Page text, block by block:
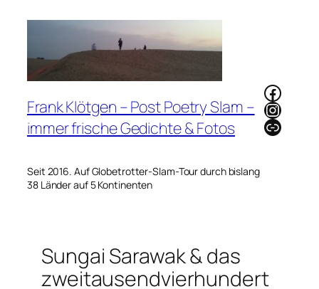
Frank Klötgen – Post Poetry Slam –
immer frische Gedichte & Fotos
Seit 2016. Auf Globetrotter-Slam-Tour durch bislang
38 Länder auf 5 Kontinenten
Link
Sungai Sarawak & das
zweitausendvierhundert